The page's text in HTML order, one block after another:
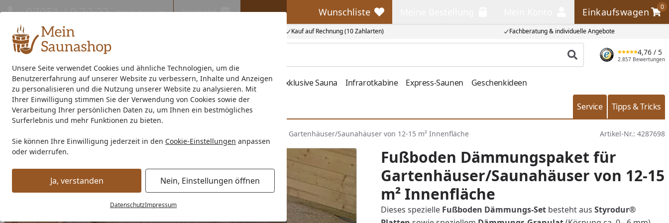
Unsere Seite verwendet Cookies und ähnliche Technologien, um die
Benutzererfahrung auf unserer Website zu verbessern, Inhalte und Anzeigen
zu personalisieren und die Nutzung unserer Website zu analysieren. Mit
Ihrer Einwilligung stimmen Sie der Verwendung von Cookies sowie der
Verarbeitung Ihrer persönlichen Daten zu, um Ihnen ein bestmögliches
Surferlebnis und mehr Funktionen zu bieten.
Sie können Ihre Einwilligung jederzeit in den Cookie-Einstellungen anpassen
oder widerrufen.
Ja, verstanden Nein, Einstellungen öffnen
DatenschutzImpressum
Kauf auf Rechnung (10 Zahlarten) Fachberatung & individuelle Angebote
07051 / 9 22 22 Mo-Fr. 8-16 Uhr Kontakt Wunschliste
Wunschliste Einkaufswagen
0
Einkaufswagen
Produkt suchen
4,76 / 5
2.857 Bewertungen
Außensauna Indoor-Sauna Energiespar-Sauna Saunaofen Zubehör Exklusive Sauna Infrarotkabine Express-Saunen Geschenkideen
Saunahersteller % Sale % Service Tipps & Tricks
Startseite
Fußboden Dämmungspaket für Gartenhäuser/Saunahäuser von 12-15 m² Innenfläche Artikel-Nr.: 4287698
Fußboden Dämmungspaket für
Gartenhäuser/Saunahäuser von 12-15
m² Innenfläche
Dieses spezielle Fußboden Dämmungs-Setbesteht aus Styrodur®